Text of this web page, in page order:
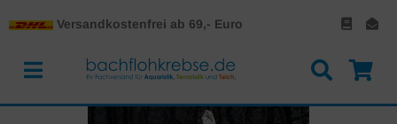
Versandkostenfrei ab 69,- Euro